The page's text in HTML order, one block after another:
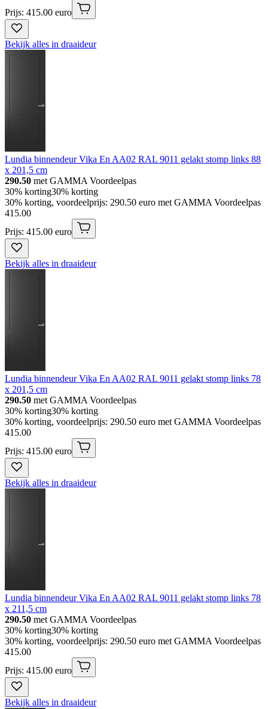
Prijs: 415.00 euro
Bekijk alles in draaideur
Lundia binnendeur Vika En AA02 RAL 9011 gelakt stomp links 88
x 201,5 cm
290.50 met GAMMA Voordeelpas
30% korting30% korting
30% korting, voordeelprijs: 290.50 euro met GAMMA Voordeelpas
415.00
Prijs: 415.00 euro
Bekijk alles in draaideur
Lundia binnendeur Vika En AA02 RAL 9011 gelakt stomp links 78
x 201,5 cm
290.50 met GAMMA Voordeelpas
30% korting30% korting
30% korting, voordeelprijs: 290.50 euro met GAMMA Voordeelpas
415.00
Prijs: 415.00 euro
Bekijk alles in draaideur
Lundia binnendeur Vika En AA02 RAL 9011 gelakt stomp links 78
x 211,5 cm
290.50 met GAMMA Voordeelpas
30% korting30% korting
30% korting, voordeelprijs: 290.50 euro met GAMMA Voordeelpas
415.00
Prijs: 415.00 euro
Bekijk alles in draaideur